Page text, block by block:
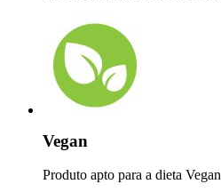
Vegan
Produto apto para a dieta Vegan